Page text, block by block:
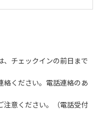
せん。高校生以上の方
む。）の使用は、事前に
除き、正午からです。
の予約をお願いします。
ってください。午後3
ましたら管理棟にて手
にお越しの方は、翌朝
、チェックインの前日まで
絡ください。電話連絡のあ
注意ください。（電話受付